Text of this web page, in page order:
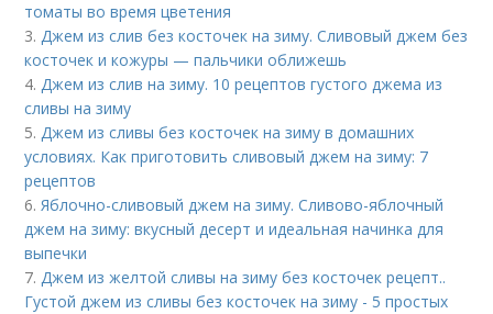
томаты во время цветения
3.Джем из слив без косточек на зиму. Сливовый джем без
косточек и кожуры — пальчики оближешь
4.Джем из слив на зиму. 10 рецептов густого джема из
сливы на зиму
5.Джем из сливы без косточек на зиму в домашних
условиях. Как приготовить сливовый джем на зиму: 7
рецептов
6.Яблочно-сливовый джем на зиму. Сливово-яблочный
джем на зиму: вкусный десерт и идеальная начинка для
выпечки
7.Джем из желтой сливы на зиму без косточек рецепт..
Густой джем из сливы без косточек на зиму - 5 простых